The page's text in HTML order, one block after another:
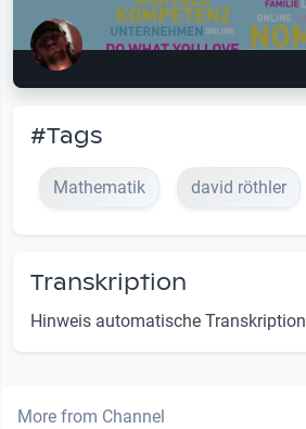
#Tags
Mathematik david röthler
Transkription
Hinweis automatische Transkription
More from Channel